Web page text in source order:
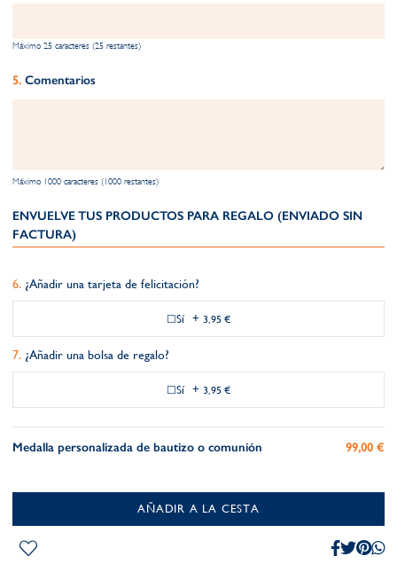
Máximo 25 caracteres (25 restantes)
Comentarios
Máximo 1000 caracteres (1000 restantes)
ENVUELVE TUS PRODUCTOS PARA REGALO (ENVIADO SIN
FACTURA)
¿Añadir una tarjeta de felicitación?
Sí + 3,95 €
¿Añadir una bolsa de regalo?
Sí + 3,95 €
Medalla personalizada de bautizo o comunión 99,00 €
AÑADIR A LA CESTA